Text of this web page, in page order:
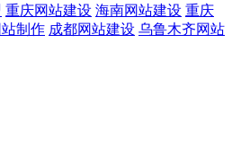
重庆网站建设 海南网站建设 重庆
站制作 成都网站建设 乌鲁木齐网站